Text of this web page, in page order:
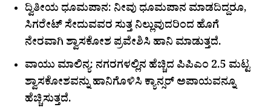
ದ್ವಿತೀಯ ಧೂಮಪಾನ: ನೀವು ಧೂಮಪಾನ ಮಾಡದಿದ್ದರೂ,
ಸಿಗರೇಟ್ ಸೇದುವವರ ಸುತ್ತ ನಿಲ್ಲುವುದರಿಂದ ಹೊಗೆ
ನೇರವಾಗಿ ಶ್ವಾಸಕೋಶ ಪ್ರವೇಶಿಸಿ ಹಾನಿ ಮಾಡುತ್ತದೆ.
ವಾಯು ಮಾಲಿನ್ಯ: ನಗರಗಳಲ್ಲಿನ ಹೆಚ್ಚಿದ ಪಿಪಿಎಂ 2.5 ಮಟ್ಟ
ಶ್ವಾಸಕೋಶವನ್ನು ಹಾನಿಗೊಳಿಸಿ ಕ್ಯಾನ್ಸರ್ ಅಪಾಯವನ್ನೂ
ಹೆಚ್ಚಿಸುತ್ತದೆ.